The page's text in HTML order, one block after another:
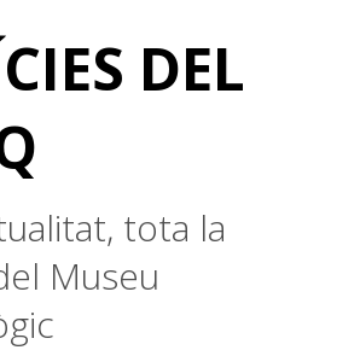
DEL
tota la
Museu